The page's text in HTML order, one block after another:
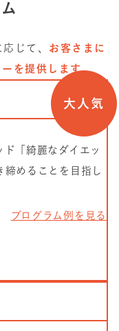
じて、 お客さまに
を提供します。
大人気
「綺麗なダイエッ
締めることを目指し
プログラム例を見る